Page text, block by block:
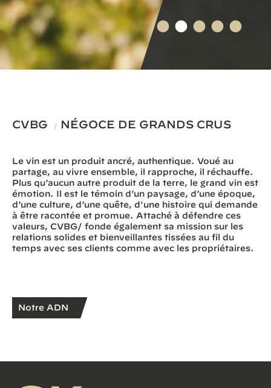
CVBG / NÉGOCE DE GRANDS CRUS
Le vin est un produit ancré, authentique. Voué au
partage, au vivre ensemble, il rapproche, il réchauffe.
Plus qu’aucun autre produit de la terre, le grand vin est
émotion. Il est le témoin d’un paysage, d’une époque,
d’une culture, d’une quête, d'une histoire qui demande
à être racontée et promue. Attaché à défendre ces
valeurs, CVBG/ fonde également sa mission sur les
relations solides et bienveillantes tissées au fil du
temps avec ses clients comme avec les propriétaires.
Notre ADN